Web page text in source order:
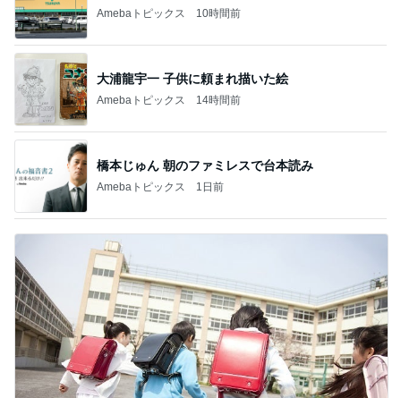
Amebaトピックス 10時間前
大浦龍宇一 子供に頼まれ描いた絵
Amebaトピックス 14時間前
橋本じゅん 朝のファミレスで台本読み
Amebaトピックス 1日前